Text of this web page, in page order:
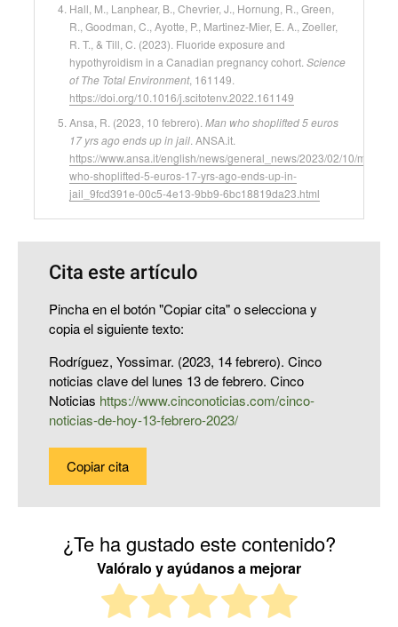
Hall, M., Lanphear, B., Chevrier, J., Hornung, R., Green,
R., Goodman, C., Ayotte, P., Martinez-Mier, E. A., Zoeller,
R. T., & Till, C. (2023). Fluoride exposure and
hypothyroidism in a Canadian pregnancy cohort.Science
of The Total Environment, 161149.
https://doi.org/10.1016/j.scitotenv.2022.161149
Ansa, R. (2023, 10 febrero).Man who shoplifted 5 euros
17 yrs ago ends up in jail. ANSA.it.
https://www.ansa.it/english/news/general_news/2023/02/10/man-
who-shoplifted-5-euros-17-yrs-ago-ends-up-in-
jail_9fcd391e-00c5-4e13-9bb9-6bc18819da23.html
Cita este artículo
Pincha en el botón "Copiar cita" o selecciona y
copia el siguiente texto:
Rodríguez, Yossimar. (2023, 14 febrero). Cinco
noticias clave del lunes 13 de febrero. Cinco
Noticias https://www.cinconoticias.com/cinco-
noticias-de-hoy-13-febrero-2023/
Copiar cita
¿Te ha gustado este contenido?
Valóralo y ayúdanos a mejorar